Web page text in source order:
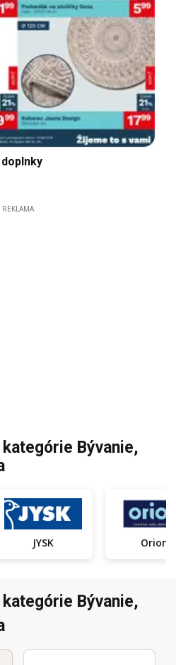
REKLAMA
Bývanie,
JYSK Orion
Bývanie,